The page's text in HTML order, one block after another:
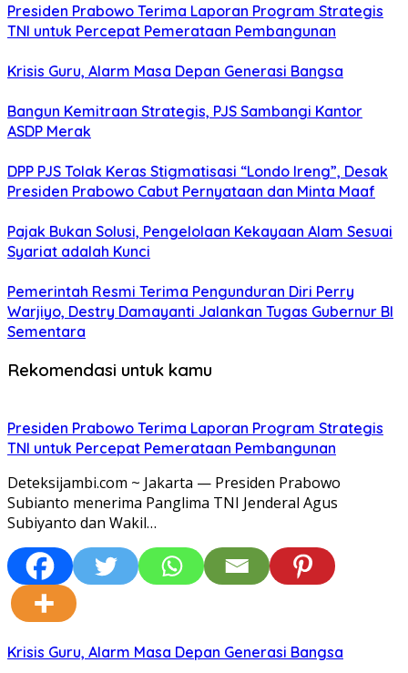
Presiden Prabowo Terima Laporan Program Strategis
TNI untuk Percepat Pemerataan Pembangunan
Krisis Guru, Alarm Masa Depan Generasi Bangsa
Bangun Kemitraan Strategis, PJS Sambangi Kantor
ASDP Merak
DPP PJS Tolak Keras Stigmatisasi “Londo Ireng”, Desak
Presiden Prabowo Cabut Pernyataan dan Minta Maaf
Pajak Bukan Solusi, Pengelolaan Kekayaan Alam Sesuai
Syariat adalah Kunci
Pemerintah Resmi Terima Pengunduran Diri Perry
Warjiyo, Destry Damayanti Jalankan Tugas Gubernur BI
Sementara
Rekomendasi untuk kamu
Presiden Prabowo Terima Laporan Program Strategis
TNI untuk Percepat Pemerataan Pembangunan
Deteksijambi.com ~ Jakarta — Presiden Prabowo
Subianto menerima Panglima TNI Jenderal Agus
Subiyanto dan Wakil…
Krisis Guru, Alarm Masa Depan Generasi Bangsa